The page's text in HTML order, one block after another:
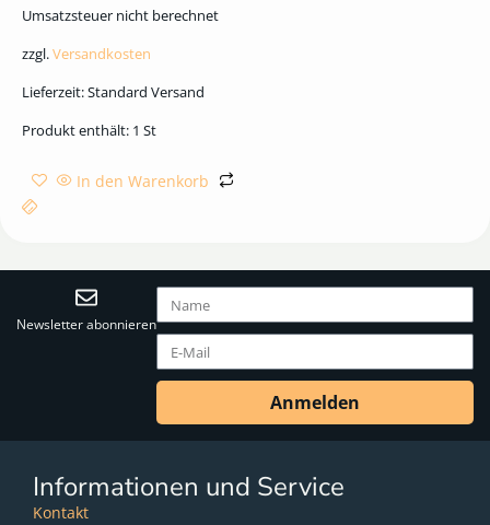
Umsatzsteuer nicht berechnet
zzgl.Versandkosten
Lieferzeit:Standard Versand
Produkt enthält: 1 St
In den Warenkorb
Newsletter abonnieren
Anmelden
Informationen und Service
Kontakt